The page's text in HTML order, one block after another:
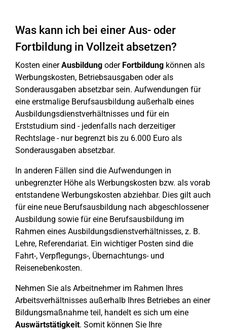
Was kann ich bei einer Aus- oder
Fortbildung in Vollzeit absetzen?
Kosten einerAusbildung oder Fortbildung können als
Werbungskosten, Betriebsausgaben oder als
Sonderausgaben absetzbar sein. Aufwendungen für
eine erstmalige Berufsausbildung außerhalb eines
Ausbildungsdienstverhältnisses und für ein
Erststudium sind - jedenfalls nach derzeitiger
Rechtslage - nur begrenzt bis zu 6.000 Euro als
Sonderausgaben absetzbar.
In anderen Fällen sind die Aufwendungen in
unbegrenzter Höhe als Werbungskosten bzw. als vorab
entstandene Werbungskosten abziehbar. Dies gilt auch
für eine neue Berufsausbildung nach abgeschlossener
Ausbildung sowie für eine Berufsausbildung im
Rahmen eines Ausbildungsdienstverhältnisses, z. B.
Lehre, Referendariat. Ein wichtiger Posten sind die
Fahrt-, Verpflegungs-, Übernachtungs- und
Reisenebenkosten.
Nehmen Sie als Arbeitnehmer im Rahmen Ihres
Arbeitsverhältnisses außerhalb Ihres Betriebes an einer
Bildungsmaßnahme teil, handelt es sich um eine
Auswärtstätigkeit. Somit können Sie Ihre